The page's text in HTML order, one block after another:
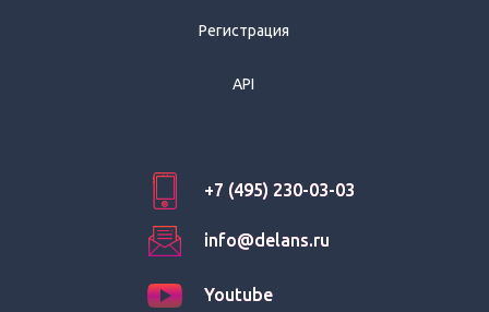
+7 (495) 230-03-03
info@delans.ru
Youtube
+7 (495) 230-03-03
info@delans.ru
Youtube
Регистрация
API